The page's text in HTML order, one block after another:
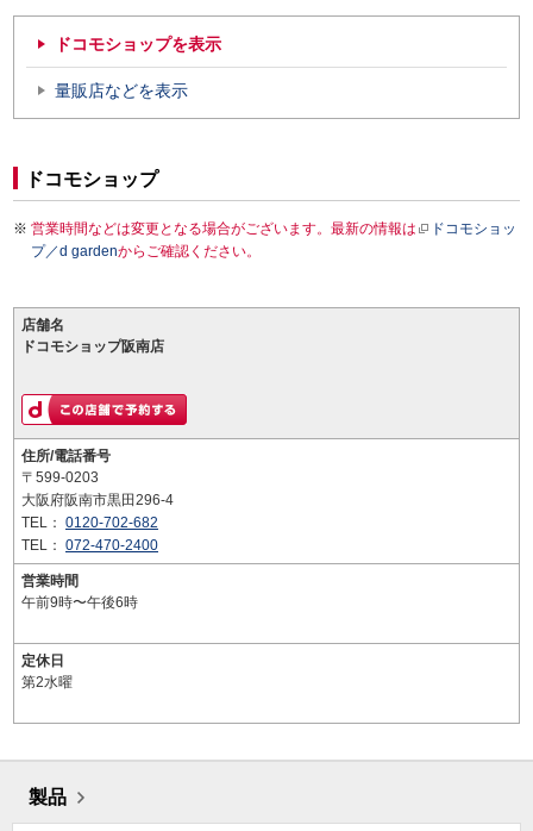
ドコモショップを表示
量販店などを表示
ドコモショップ
営業時間などは変更となる場合がございます。最新の情報は
ドコモショッ
プ／d gardenからご確認ください。
店舗名
ドコモショップ阪南店
住所/電話番号
〒599-0203
大阪府阪南市黒田296-4
TEL： 0120-702-682
TEL： 072-470-2400
営業時間
午前9時〜午後6時
定休日
第2水曜
製品